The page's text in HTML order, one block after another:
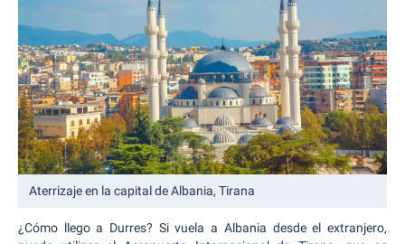
Aterrizaje en la capital de Albania, Tirana
¿Cómo llego a Durres? Si vuela a Albania desde el extranjero,